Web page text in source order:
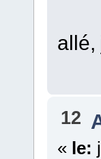
allé,
12
« le: